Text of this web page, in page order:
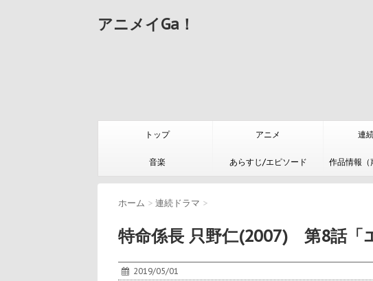
アニメイGa！
トップ アニメ 連
音楽 あらすじ/エピソード 作品情報（
ホーム > 連続ドラマ >
特命係長 只野仁(2007) 第8話「
2019/05/01